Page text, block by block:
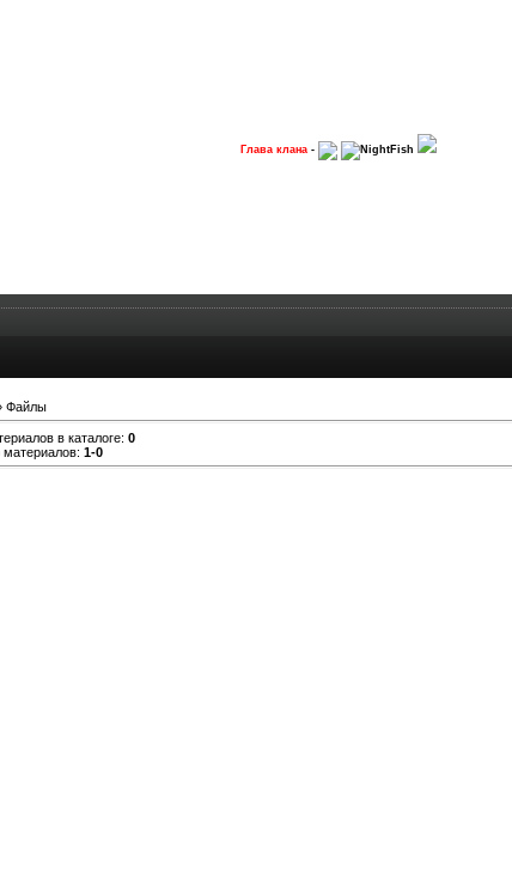
Глава клана - NightFish
Файлы
в каталоге: 0
материалов: 1-0